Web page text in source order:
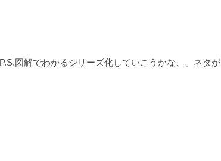
P.S.図解でわかるシリーズ化していこうかな、、ネタが